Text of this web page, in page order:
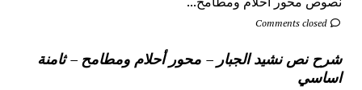
Comments closed
شرح نص نشيد الجبار – محور أحلام ومطامح – ثامنة
اساسي